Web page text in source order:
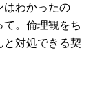
はわかったの
。倫理観をち
と対処できる契